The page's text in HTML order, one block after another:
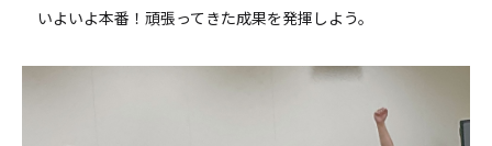
いよいよ本番！頑張ってきた成果を発揮しよう。